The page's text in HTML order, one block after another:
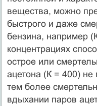
вещества, можно
быстрого и даже
бензина, например
концентрациях
острое или
ацетона (К = 400) не
тем более
вдыхании паров